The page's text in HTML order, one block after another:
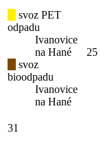
svoz PET
odpadu
Ivanovice
na Hané
svoz
bioodpadu
Ivanovice
na Hané
25
31